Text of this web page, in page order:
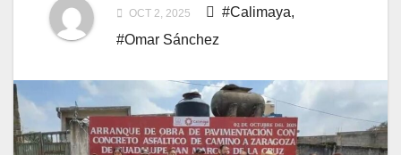
OCT 2, 2025 #Calimaya,
#Omar Sánchez